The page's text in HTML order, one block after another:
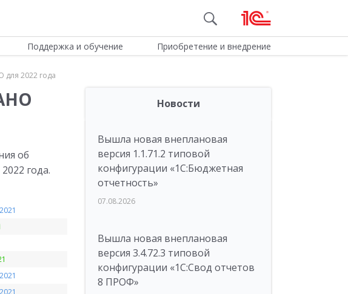
Поддержка и обучение Приобретение и внедрение
2022 года
об
года.
Новости
Вышла новая внеплановая
версия 1.1.71.2 типовой
конфигурации «1C:Бюджетная
отчетность»
07.08.2026
Вышла новая внеплановая
версия 3.4.72.3 типовой
конфигурации «1C:Свод отчетов
8 ПРОФ»